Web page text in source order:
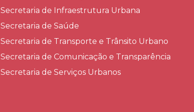
Secretaria de Infraestrutura Urbana
Secretaria de Saúde
Secretaria de Transporte e Trânsito Urbano
Secretaria de Comunicação e Transparência
Secretaria de Serviços Urbanos